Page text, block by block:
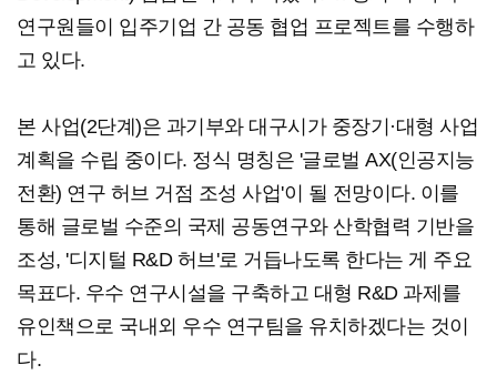
연구원들이 입주기업 간 공동 협업 프로젝트를 수행하
고 있다.
본 사업(2단계)은 과기부와 대구시가 중장기·대형 사업
계획을 수립 중이다. 정식 명칭은 '글로벌 AX(인공지능
전환) 연구 허브 거점 조성 사업'이 될 전망이다. 이를
통해 글로벌 수준의 국제 공동연구와 산학협력 기반을
조성, '디지털 R&D 허브'로 거듭나도록 한다는 게 주요
목표다. 우수 연구시설을 구축하고 대형 R&D 과제를
유인책으로 국내외 우수 연구팀을 유치하겠다는 것이
다.